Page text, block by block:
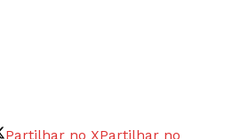
Partilhar no XPartilhar no